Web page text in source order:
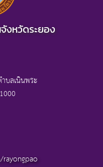
งหวัดระยอง
บลเนินพระ